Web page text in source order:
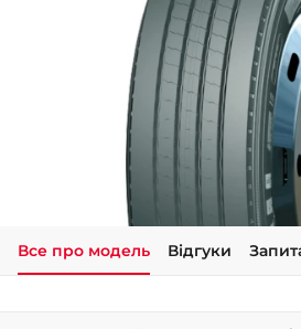
+38
+38
- на
+38
- на
+38
- на
+38
Все про модель Відгуки